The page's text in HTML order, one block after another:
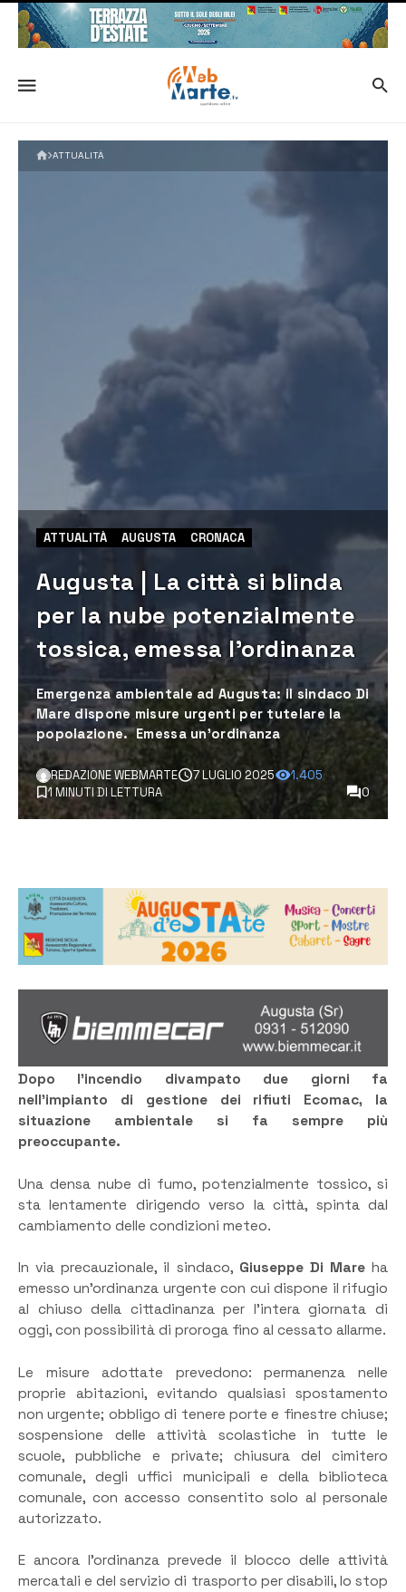
ATTUALITÀ
ATTUALITÀ AUGUSTA CRONACA
Augusta | La città si blinda
per la nube potenzialmente
tossica, emessa l’ordinanza
Emergenza ambientale ad Augusta: il sindaco Di
Mare dispone misure urgenti per tutelare la
popolazione. Emessa un’ordinanza
REDAZIONE WEBMARTE 7 LUGLIO 2025
1.405
1 MINUTI DI LETTURA
0
Dopo l’incendio divampato due giorni fa
nell’impianto di gestione dei rifiuti Ecomac, la
situazione ambientale si fa sempre più
preoccupante.
Una densa nube di fumo, potenzialmente tossico, si
sta lentamente dirigendo verso la città, spinta dal
cambiamento delle condizioni meteo.
In via precauzionale, il sindaco, Giuseppe Di Mareha
emesso un’ordinanza urgente con cui dispone il rifugio
al chiuso della cittadinanza per l’intera giornata di
oggi, con possibilità di proroga fino al cessato allarme.
Le misure adottate prevedono: permanenza nelle
proprie abitazioni, evitando qualsiasi spostamento
non urgente; obbligo di tenere porte e finestre chiuse;
sospensione delle attività scolastiche in tutte le
scuole, pubbliche e private; chiusura del cimitero
comunale, degli uffici municipali e della biblioteca
comunale, con accesso consentito solo al personale
autorizzato.
E ancora l’ordinanza prevede il blocco delle attività
mercatali e del servizio di trasporto per disabili, lo stop